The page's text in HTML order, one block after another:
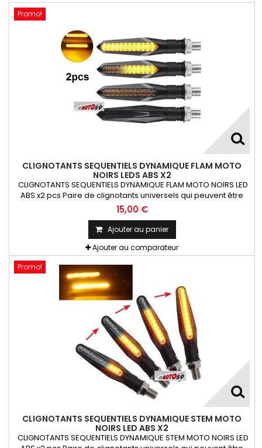
Promo!
CLIGNOTANTS SEQUENTIELS DYNAMIQUE FLAM MOTO
NOIRS LEDS ABS X2
CLIGNOTANTS SEQUENTIELS DYNAMIQUE FLAM MOTO NOIRS LED
ABS x2 pcs Paire de clignotants universels qui peuvent être
adaptables sur toutes motos ou scooters
15,00 €
Ajouter au panier
Ajouter au comparateur
Promo!
CLIGNOTANTS SEQUENTIELS DYNAMIQUE STEM MOTO
NOIRS LED ABS X2
CLIGNOTANTS SEQUENTIELS DYNAMIQUE STEM MOTO NOIRS LED